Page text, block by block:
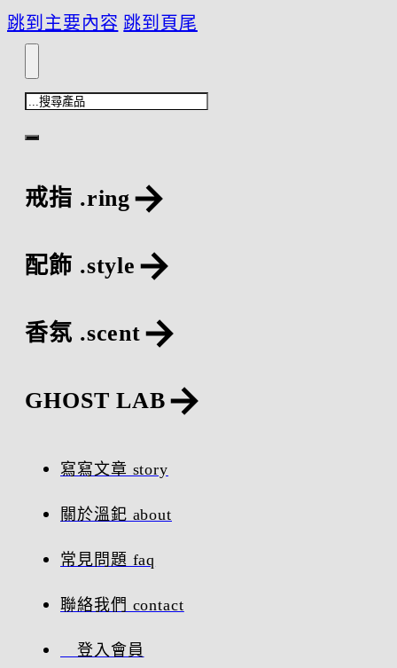
跳到主要內容 跳到頁尾
搜
尋
戒指 .ring
配飾 .style
香氛 .scent
GHOST LAB
寫寫文章 story
關於溫釲 about
常見問題 faq
聯絡我們 contact
登入會員